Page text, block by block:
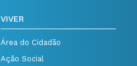
VIVER
Área do Cidadão
Ação Social